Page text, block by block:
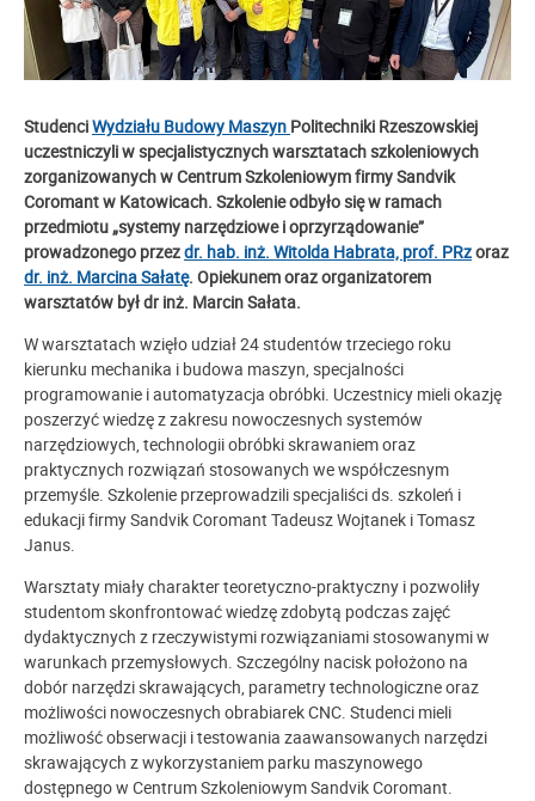
StudenciWydziału Budowy Maszyn Politechniki Rzeszowskiej
uczestniczyli w specjalistycznych warsztatach szkoleniowych
zorganizowanych wCentrum Szkoleniowym firmy Sandvik
Coromantw Katowicach. Szkolenie odbyło się w ramach
przedmiotu „systemy narzędziowe i oprzyrządowanie”
prowadzonego przezdr. hab. inż. Witolda Habrata, prof. PRzoraz
dr. inż. Marcina Sałatę. Opiekunem oraz organizatorem
warsztatów był dr inż. Marcin Sałata.
W warsztatach wzięło udział 24 studentów trzeciego roku
kierunku mechanika i budowa maszyn, specjalności
programowanie i automatyzacja obróbki. Uczestnicy mieli okazję
poszerzyć wiedzę z zakresu nowoczesnych systemów
narzędziowych, technologii obróbki skrawaniem oraz
praktycznych rozwiązań stosowanych we współczesnym
przemyśle. Szkolenie przeprowadzili specjaliści ds. szkoleń i
edukacji firmy Sandvik Coromant Tadeusz Wojtanek i Tomasz
Janus.
Warsztaty miały charakter teoretyczno-praktyczny i pozwoliły
studentom skonfrontować wiedzę zdobytą podczas zajęć
dydaktycznych z rzeczywistymi rozwiązaniami stosowanymi w
warunkach przemysłowych. Szczególny nacisk położono na
dobór narzędzi skrawających, parametry technologiczne oraz
możliwości nowoczesnych obrabiarek CNC. Studenci mieli
możliwość obserwacji i testowania zaawansowanych narzędzi
skrawających z wykorzystaniem parku maszynowego
dostępnego w Centrum Szkoleniowym Sandvik Coromant.